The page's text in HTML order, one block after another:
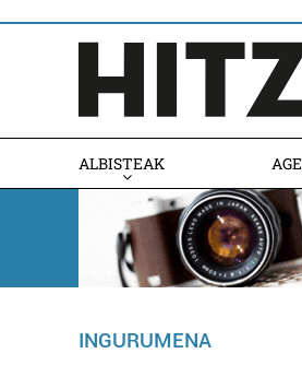
ALBISTEAK
INGURUMENA